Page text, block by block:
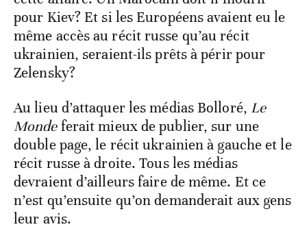
pour Kiev? Et si les Européens avaient eu le
même accès au récit russe qu’au récit
ukrainien, seraient-ils prêts à périr pour
Zelensky?
Au lieu d’attaquer les médias Bolloré, Le
Mondeferait mieux de publier, sur une
double page, le récit ukrainien à gauche et le
récit russe à droite. Tous les médias
devraient d’ailleurs faire de même. Et ce
n’est qu’ensuite qu’on demanderait aux gens
leur avis.